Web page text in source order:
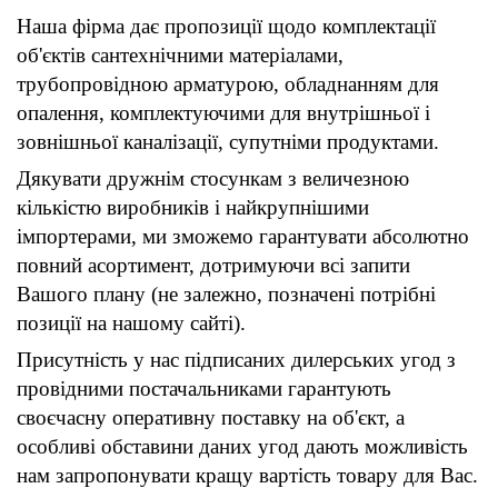
Наша фірма дає пропозиції щодо комплектації
об'єктів сантехнічними матеріалами,
трубопровідною арматурою, обладнанням для
опалення, комплектуючими для внутрішньої і
зовнішньої каналізації, супутніми продуктами.
Дякувати дружнім стосункам з величезною
кількістю виробників і найкрупнішими
імпортерами, ми зможемо гарантувати абсолютно
повний асортимент, дотримуючи всі запити
Вашого плану (не залежно, позначені потрібні
позиції на нашому сайті).
Присутність у нас підписаних дилерських угод з
провідними постачальниками гарантують
своєчасну оперативну поставку на об'єкт, а
особливі обставини даних угод дають можливість
нам запропонувати кращу вартість товару для Вас.